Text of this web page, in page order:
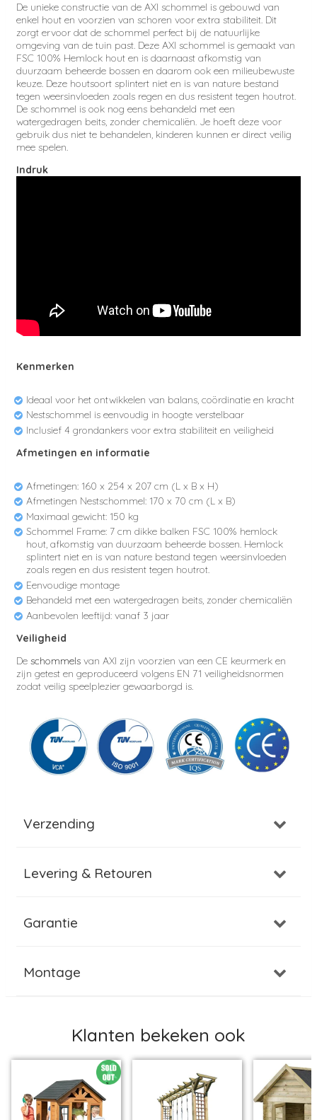
De unieke constructie van de AXI schommel is gebouwd van
enkel hout en voorzien van schoren voor extra stabiliteit. Dit
zorgt ervoor dat de schommel perfect bij de natuurlijke
omgeving van de tuin past. Deze AXI schommel is gemaakt van
FSC 100% Hemlock hout en is daarnaast afkomstig van
duurzaam beheerde bossen en daarom ook een milieubewuste
keuze. Deze houtsoort splintert niet en is van nature bestand
tegen weersinvloeden zoals regen en dus resistent tegen houtrot.
De schommel is ook nog eens behandeld met een
watergedragen beits, zonder chemicaliën. Je hoeft deze voor
gebruik dus niet te behandelen, kinderen kunnen er direct veilig
mee spelen.
Indruk
Kenmerken
Ideaal voor het ontwikkelen van balans, coördinatie en kracht
Nestschommel is eenvoudig in hoogte verstelbaar
Inclusief 4 grondankers voor extra stabiliteit en veiligheid
Afmetingen en informatie
Afmetingen: 160 x 254 x 207 cm (L x B x H)
Afmetingen Nestschommel: 170 x 70 cm (L x B)
Maximaal gewicht: 150 kg
Schommel Frame: 7 cm dikke balken FSC 100% hemlock
hout, afkomstig van duurzaam beheerde bossen. Hemlock
splintert niet en is van nature bestand tegen weersinvloeden
zoals regen en dus resistent tegen houtrot.
Eenvoudige montage
Behandeld met een watergedragen beits, zonder chemicaliën
Aanbevolen leeftijd: vanaf 3 jaar
Veiligheid
De schommels van AXI zijn voorzien van een CE keurmerk en
zijn getest en geproduceerd volgens EN 71 veiligheidsnormen
zodat veilig speelplezier gewaarborgd is.
Verzending
Levering & Retouren
Garantie
Montage
Klanten bekeken ook